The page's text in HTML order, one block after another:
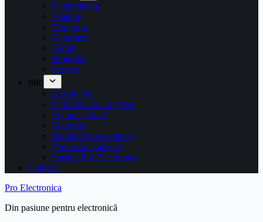
Componente
Scheme
Dump-uri
Datasheet
Forum
Blog/Site
Service
Info
Despre Noi
Cum descarc un fişier?
Livrare și plată
Returnări
Retragere din contract
Părerea ta contează
Susține Pro Electronica
Contact
Pro Electronica
Din pasiune pentru electronică